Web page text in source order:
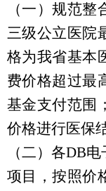
（一）规范
三级公立医院
格为我省基本
费价格超过最
基金支付范围
价格进行医保
（二）各DB
项目，按照价